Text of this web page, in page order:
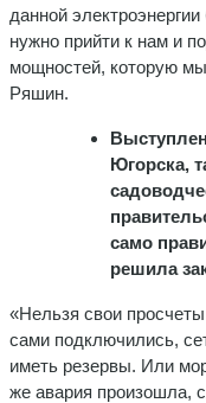
данной
нужно прийти к нам и
мощностей, которую
Ряшин.
Югорска,
само
решила
«Нельзя свои
сами подключились,
иметь резервы. Или
же авария произошла,